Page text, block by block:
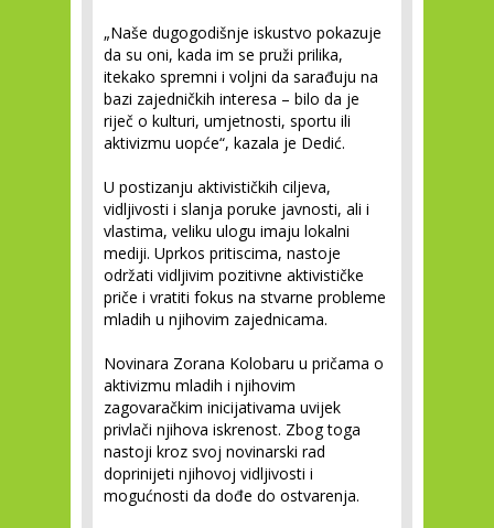
„Naše dugogodišnje iskustvo pokazuje
da su oni, kada im se pruži prilika,
itekako spremni i voljni da sarađuju na
bazi zajedničkih interesa – bilo da je
riječ o kulturi, umjetnosti, sportu ili
aktivizmu uopće“, kazala je Dedić.
U postizanju aktivističkih ciljeva,
vidljivosti i slanja poruke javnosti, ali i
vlastima, veliku ulogu imaju lokalni
mediji. Uprkos pritiscima, nastoje
održati vidljivim pozitivne aktivističke
priče i vratiti fokus na stvarne probleme
mladih u njihovim zajednicama.
Novinara Zorana Kolobaru u pričama o
aktivizmu mladih i njihovim
zagovaračkim inicijativama uvijek
privlači njihova iskrenost. Zbog toga
nastoji kroz svoj novinarski rad
doprinijeti njihovoj vidljivosti i
mogućnosti da dođe do ostvarenja.